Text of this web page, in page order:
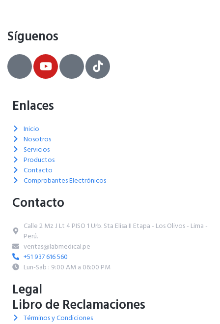
Síguenos
Enlaces
Inicio
Nosotros
Servicios
Productos
Contacto
Comprobantes Electrónicos
Contacto
Calle 2 Mz J Lt 4 PISO 1 Urb. Sta Elisa II Etapa - Los Olivos - Lima -
Perú.
ventas@labmedical.pe
+51 937 616 560
Lun-Sab : 9:00 AM a 06:00 PM
Legal
Libro de Reclamaciones
Términos y Condiciones